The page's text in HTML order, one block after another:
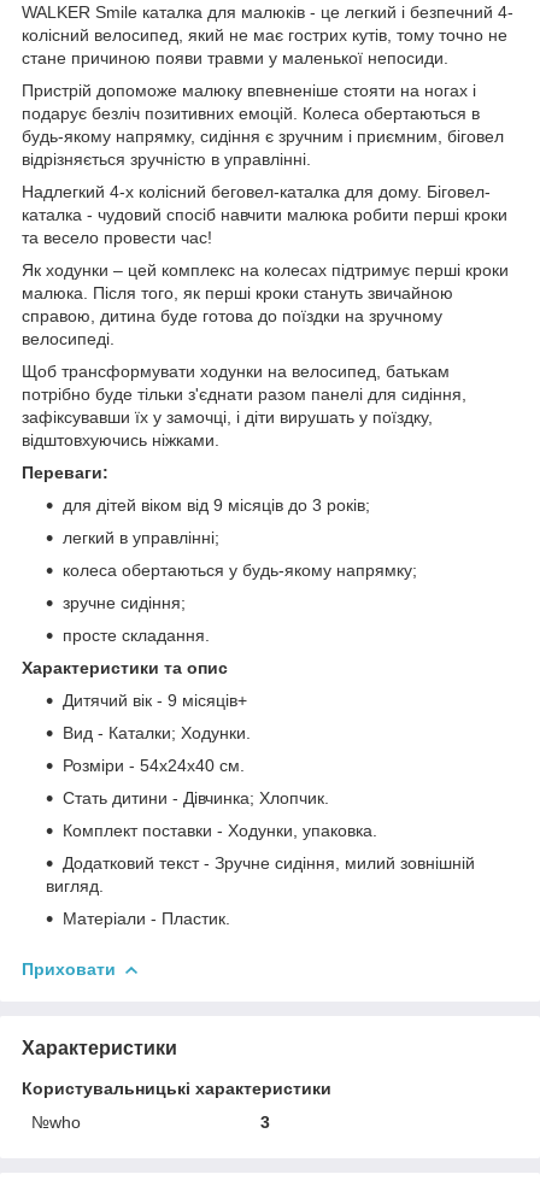
WALKER Smile каталка для малюків - це легкий і безпечний 4-
колісний велосипед, який не має гострих кутів, тому точно не
стане причиною появи травми у маленької непосиди.
Пристрій допоможе малюку впевненіше стояти на ногах і
подарує безліч позитивних емоцій. Колеса обертаються в
будь-якому напрямку, сидіння є зручним і приємним, біговел
відрізняється зручністю в управлінні.
Надлегкий 4-х колісний беговел-каталка для дому. Біговел-
каталка - чудовий спосіб навчити малюка робити перші кроки
та весело провести час!
Як ходунки – цей комплекс на колесах підтримує перші кроки
малюка. Після того, як перші кроки стануть звичайною
справою, дитина буде готова до поїздки на зручному
велосипеді.
Щоб трансформувати ходунки на велосипед, батькам
потрібно буде тільки з'єднати разом панелі для сидіння,
зафіксувавши їх у замочці, і діти вирушать у поїздку,
відштовхуючись ніжками.
Переваги:
для дітей віком від 9 місяців до 3 років;
легкий в управлінні;
колеса обертаються у будь-якому напрямку;
зручне сидіння;
просте складання.
Характеристики та опис
Дитячий вік - 9 місяців+
Вид - Каталки; Ходунки.
Розміри - 54х24х40 см.
Стать дитини - Дівчинка; Хлопчик.
Комплект поставки - Ходунки, упаковка.
Додатковий текст - Зручне сидіння, милий зовнішній
вигляд.
Матеріали - Пластик.
Приховати
Характеристики
Користувальницькі характеристики
№who
3